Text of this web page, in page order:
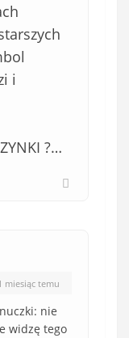
i
?…
miesiąc temu
nie
widzę tego